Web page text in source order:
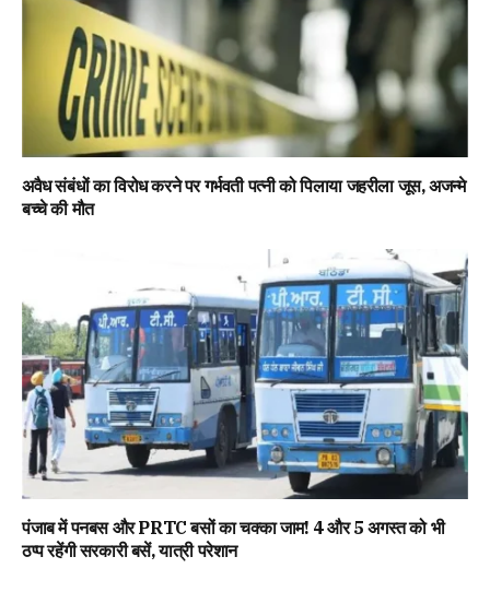
अवैध संबंधों का विरोध करने पर गर्भवती पत्नी को पिलाया जहरीला जूस, अजन्मे
बच्चे की मौत
पंजाब में पनबस और PRTC बसों का चक्का जाम! 4 और 5 अगस्त को भी
ठप्प रहेंगी सरकारी बसें, यात्री परेशान